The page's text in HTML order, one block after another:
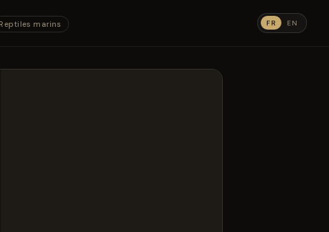
Reptiles marins FR EN